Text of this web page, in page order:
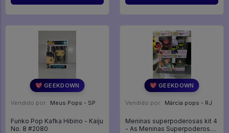
💖 GEEKDOWN
Vendido por: Meus Pops - SP
Funko Pop Kafka Hibino - Kaiju
No. 8 #2080
💖 GEEKDOWN
Vendido por: Márcia pops - RJ
Meninas superpoderosas kit 4
- As Meninas Superpoderosas